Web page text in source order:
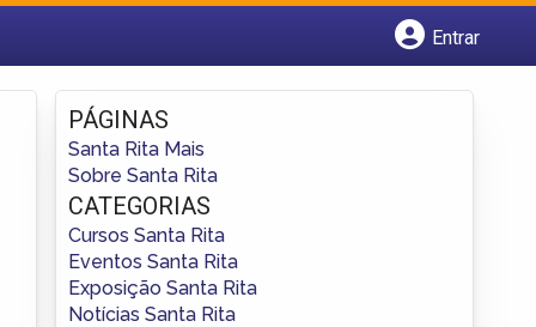
Entrar
Fazer login
Criar conta
PÁGINAS
Santa Rita Mais
Sobre Santa Rita
CATEGORIAS
Cursos Santa Rita
Eventos Santa Rita
Exposição Santa Rita
Notícias Santa Rita